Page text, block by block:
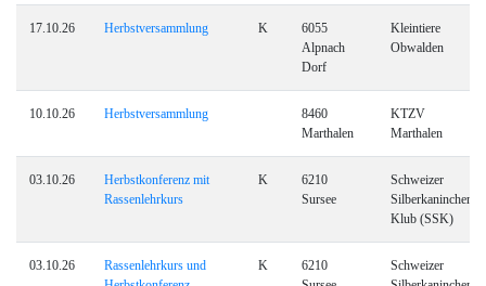
17.10.26 Herbstversammlung K
6055
Alpnach
Dorf
Kleintiere
Obwalden
10.10.26 Herbstversammlung
8460
Marthalen
KTZV
Marthalen
03.10.26
Herbstkonferenz mit
Rassenlehrkurs
K
6210
Sursee
Schweizer
Silberkaninchen
Klub (SSK)
03.10.26
Rassenlehrkurs und
K
6210
Schweizer